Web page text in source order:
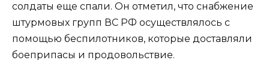
солдаты еще спали. Он отметил, что снабжение
штурмовых групп ВС РФ осуществлялось с
помощью беспилотников, которые доставляли
боеприпасы и продовольствие.